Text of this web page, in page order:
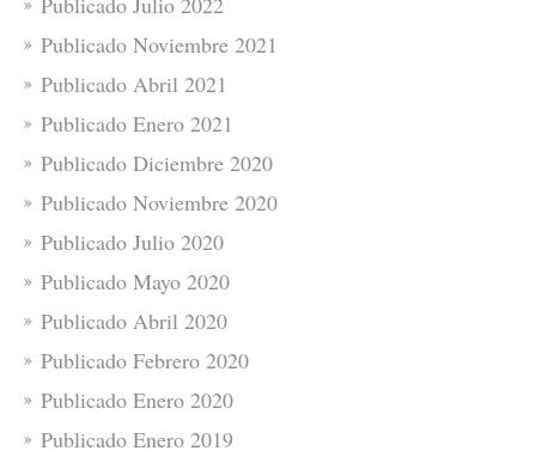
Publicado Noviembre 2021
Publicado Abril 2021
Publicado Enero 2021
Publicado Diciembre 2020
Publicado Noviembre 2020
Publicado Julio 2020
Publicado Mayo 2020
Publicado Abril 2020
Publicado Febrero 2020
Publicado Enero 2020
Publicado Enero 2019